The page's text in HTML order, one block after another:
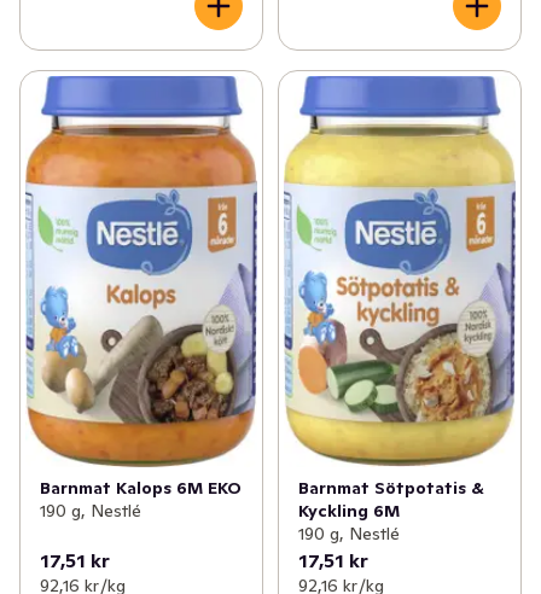
Barnmat Kalops 6M EKO
190 g, Nestlé
17,51 kr
92,16 kr /kg
Barnmat Sötpotatis &
Kyckling 6M
190 g, Nestlé
17,51 kr
92,16 kr /kg